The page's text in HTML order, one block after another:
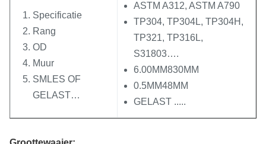
Specificatie
Rang
OD
Muur
SMLES OF
GELAST…
ASTM A312, ASTM A790
TP304, TP304L, TP304H,
TP321, TP316L,
S31803….
6.00MM830MM
0.5MM48MM
GELAST .....